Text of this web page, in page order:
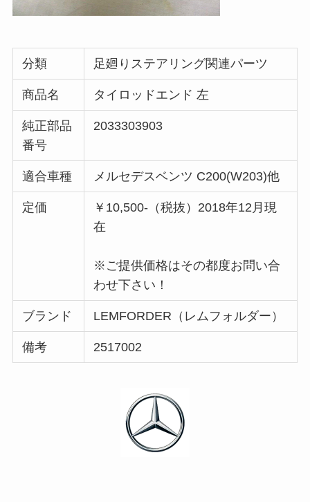
分類 足廻りステアリング関連パーツ
商品名 タイロッドエンド 左
純正部品
番号
2033303903
適合車種 メルセデスベンツ C200(W203)他
定価
￥10,500-（税抜）2018年12月現
在
※ご提供価格はその都度お問い合
わせ下さい！
ブランド LEMFORDER（レムフォルダー）
備考 2517002